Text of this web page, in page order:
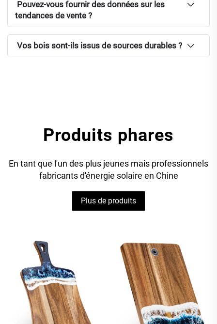
Pouvez-vous fournir des données sur les
tendances de vente ?
Vos bois sont-ils issus de sources durables ?
Produits phares
En tant que l'un des plus jeunes mais professionnels
fabricants d'énergie solaire en Chine
Plus de produits